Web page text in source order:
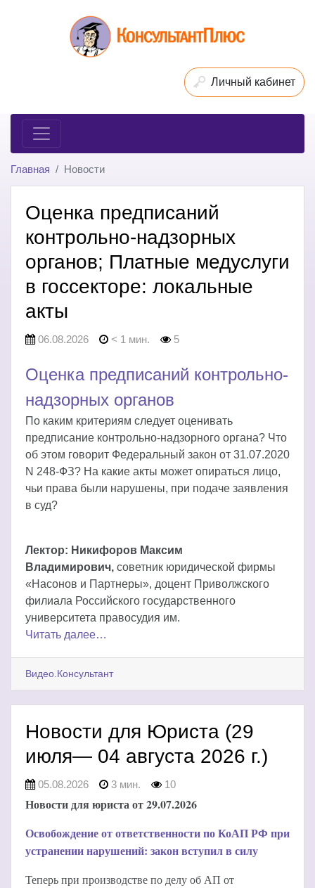
Личный кабинет
Главная Новости
Оценка предписаний
контрольно-надзорных
органов; Платные медуслуги
в госсекторе: локальные
акты
06.08.2026 < 1 мин. 5
Оценка предписаний контрольно-
надзорных органов
По каким критериям следует оценивать
предписание контрольно-надзорного органа? Что
об этом говорит Федеральный закон от 31.07.2020
N 248-ФЗ? На какие акты может опираться лицо,
чьи права были нарушены, при подаче заявления
в суд?
Лектор: Никифоров Максим
Владимирович, советник юридической фирмы
«Насонов и Партнеры», доцент Приволжского
филиала Российского государственного
университета правосудия им.
Читать далее…
Видео.Консультант
Новости для Юриста (29
июля— 04 августа 2026 г.)
05.08.2026 3 мин. 10
Новости для юриста от 29.07.2026
Освобождение от ответственности по КоАП РФ при
устранении нарушений: закон вступил в силу
Теперь при производстве по делу об АП от